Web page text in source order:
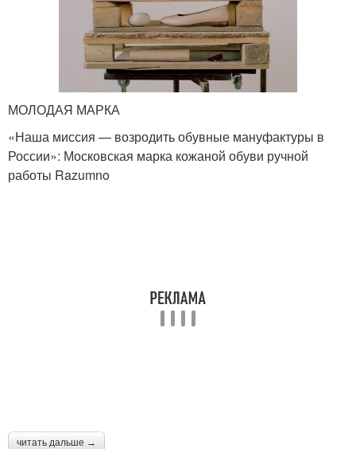
МОЛОДАЯ МАРКА
«Наша миссия — возродить обувные мануфактуры в
России»: Московская марка кожаной обуви ручной
работы Razumno
читать дальше →